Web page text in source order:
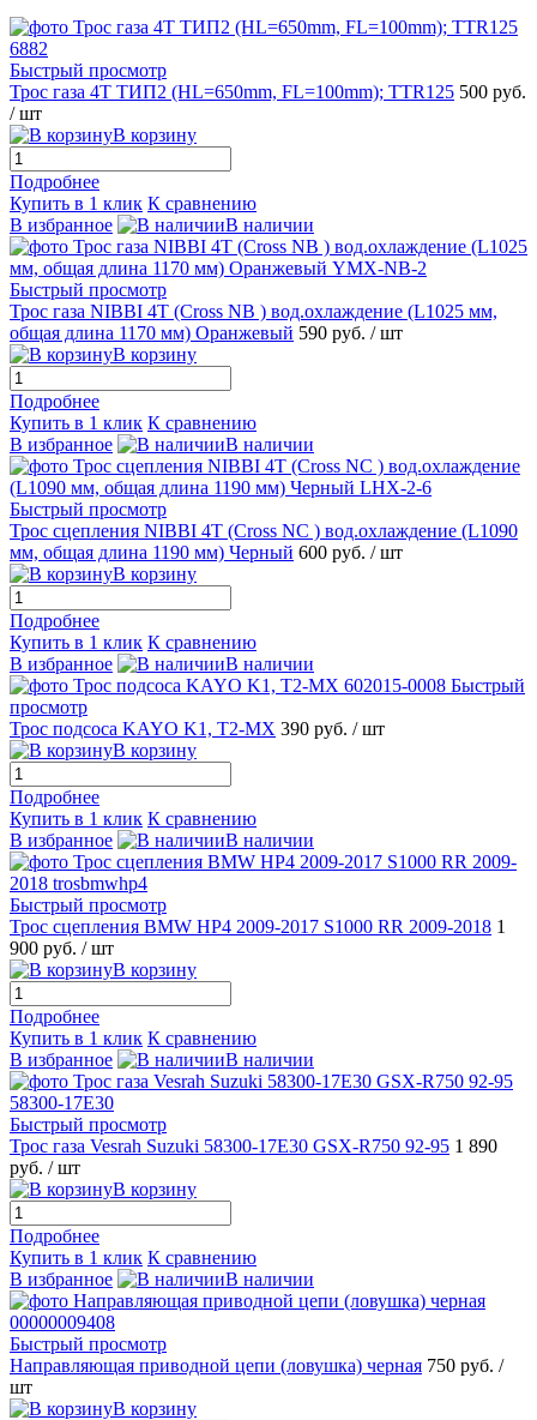
Быстрый просмотр
Трос газа 4Т ТИП2 (HL=650mm, FL=100mm); TTR125 500 руб.
/ шт
В корзину
Подробнее
Купить в 1 клик К сравнению
В избранное
В наличии
Быстрый просмотр
Трос газа NIBBI 4T (Cross NB ) вод.охлаждение (L1025 мм,
общая длина 1170 мм) Оранжевый 590 руб. / шт
В корзину
Подробнее
Купить в 1 клик К сравнению
В избранное
В наличии
Быстрый просмотр
Трос сцепления NIBBI 4T (Cross NC ) вод.охлаждение (L1090
мм, общая длина 1190 мм) Черный 600 руб. / шт
В корзину
Подробнее
Купить в 1 клик К сравнению
В избранное
В наличии
Быстрый
просмотр
Трос подсоса KAYO K1, T2-MX 390 руб. / шт
В корзину
Подробнее
Купить в 1 клик К сравнению
В избранное
В наличии
Быстрый просмотр
Трос сцепления BMW HP4 2009-2017 S1000 RR 2009-2018 1
900 руб. / шт
В корзину
Подробнее
Купить в 1 клик К сравнению
В избранное
В наличии
Быстрый просмотр
Трос газа Vesrah Suzuki 58300-17E30 GSX-R750 92-95 1 890
руб. / шт
В корзину
Подробнее
Купить в 1 клик К сравнению
В избранное
В наличии
Быстрый просмотр
Направляющая приводной цепи (ловушка) черная 750 руб. /
шт
В корзину